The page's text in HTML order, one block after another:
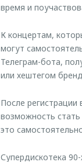
время и
К концертам,
могут
Телеграм-бота,
или хештегом
После
возможность
это
Супердискотека